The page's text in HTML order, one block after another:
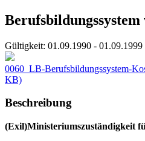
Berufsbildungssystem
Gültigkeit: 01.09.1990 - 01.09.1999
0060_LB-Berufsbildungssystem-
KB)
Beschreibung
(Exil)Ministeriumszuständigkeit